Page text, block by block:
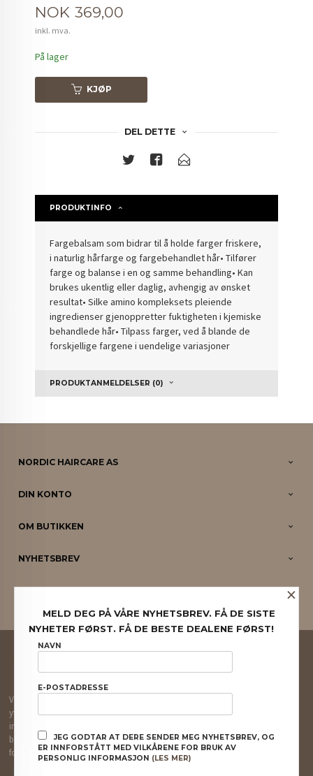
Pris
NOK 369,00
inkl. mva.
På lager
KJØP
DEL DETTE
PRODUKTINFO
Fargebalsam som bidrar til å holde farger friskere,
i naturlig hårfarge og fargebehandlet hår• Tilfører
farge og balanse i en og samme behandling• Kan
brukes ukentlig eller daglig, avhengig av ønsket
resultat• Silke amino kompleksets pleiende
ingredienser gjenoppretter fuktigheten i kjemiske
behandlede hår• Tilpass farger, ved å blande de
forskjellige fargene i uendelige variasjoner
PRODUKTANMELDELSER (0)
NORDIC HAIRCARE AS
DIN KONTO
OM BUTIKKEN
NYHETSBREV
PARTNERE
FRAKT
Vår nettbutikk bruker cookies slik at du får en bedre kjøpsopplevelse og vi kan
yte deg bedre service. Vi bruker cookies hovedsaklig til å lagre
innloggingsdetaljer og huske hva du har puttet i handlekurven din. Fortsett å
bruke siden som normalt om du godtar dette.Les merellerendre innstillinger
for cookies.
×
MELD DEG PÅ VÅRE NYHETSBREV. FÅ DE SISTE
NYHETER FØRST. FÅ DE BESTE DEALENE FØRST!
NAVN
E-POSTADRESSE
JEG GODTAR AT DERE SENDER MEG NYHETSBREV, OG
ER INNFORSTÅTT MED VILKÅRENE FOR BRUK AV
PERSONLIG INFORMASJON (LES MER)